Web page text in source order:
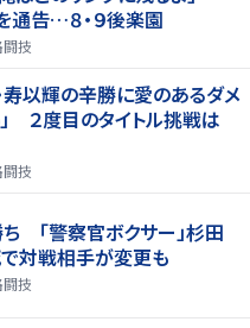
通告…８・９後楽園
技
以輝の辛勝に愛のあるダメ
」 ２度目のタイトル挑戦は
技
「警察官ボクサー」杉田
対戦相手が変更も
技